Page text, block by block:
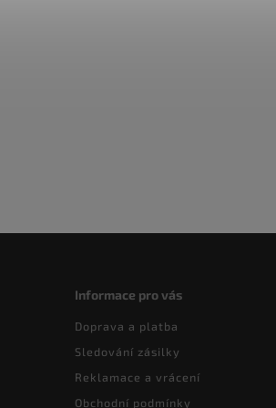
Informace pro vás
Doprava a platba
Sledování zásilky
Reklamace a vrácení
Obchodní podmínky